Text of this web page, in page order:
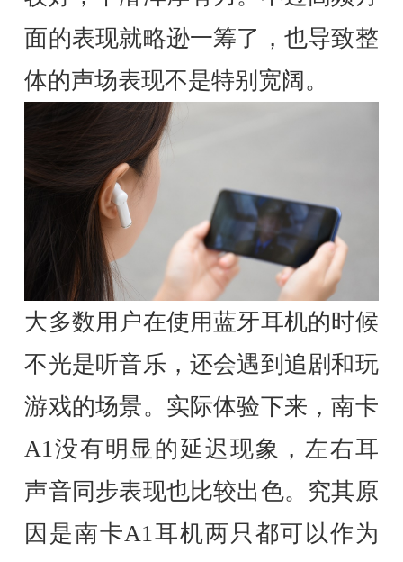
面的表现就略逊一筹了，也导致整
体的声场表现不是特别宽阔。
大多数用户在使用蓝牙耳机的时候
不光是听音乐，还会遇到追剧和玩
游戏的场景。实际体验下来，南卡
A1没有明显的延迟现象，左右耳
声音同步表现也比较出色。究其原
因是南卡A1耳机两只都可以作为